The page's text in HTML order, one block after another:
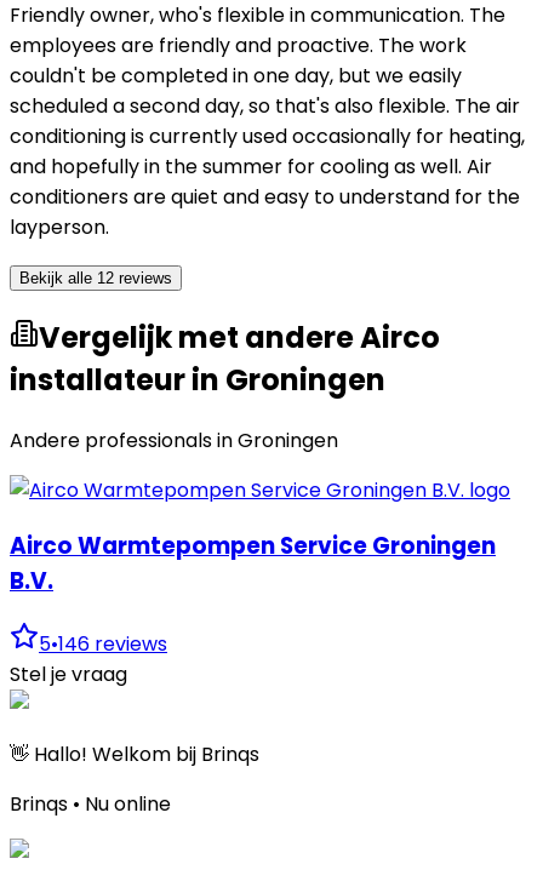
Friendly owner, who's flexible in communication. The
employees are friendly and proactive. The work
couldn't be completed in one day, but we easily
scheduled a second day, so that's also flexible. The air
conditioning is currently used occasionally for heating,
and hopefully in the summer for cooling as well. Air
conditioners are quiet and easy to understand for the
layperson.
Bekijk alle 12 reviews
Vergelijk met andere Airco
installateur in Groningen
Andere professionals inGroningen
Airco Warmtepompen Service Groningen
B.V.
5•146 reviews
Stel je vraag
👋 Hallo! Welkom bij Brinqs
Brinqs • Nu online